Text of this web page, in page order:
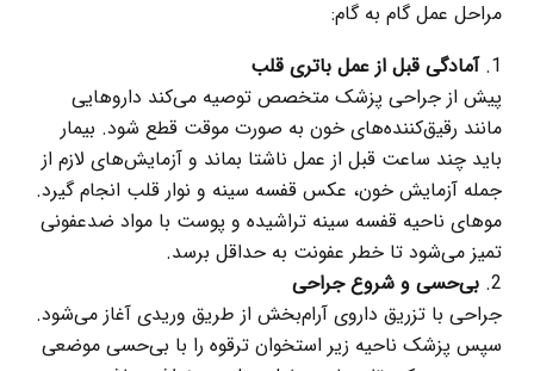
مراحل عمل گام به گام:
آمادگی قبل از عمل باتری قلب
پیش از جراحی پزشک متخصص توصیه می‌کند داروهایی
مانند رقیق‌کننده‌های خون به‌ صورت موقت قطع شود. بیمار
باید چند ساعت قبل از عمل ناشتا بماند و آزمایش‌های لازم از
جمله آزمایش خون، عکس قفسه سینه و نوار قلب انجام گیرد.
موهای ناحیه قفسه سینه تراشیده و پوست با مواد ضدعفونی
تمیز می‌شود تا خطر عفونت به حداقل برسد.
بی‌حسی و شروع جراحی
جراحی با تزریق داروی آرام‌بخش از طریق وریدی آغاز می‌شود.
سپس پزشک ناحیه زیر استخوان ترقوه را با بی‌حسی موضعی